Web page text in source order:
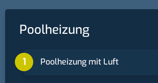
Poolheizung
Poolheizung mit Luft